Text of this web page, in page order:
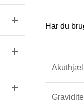
Har du